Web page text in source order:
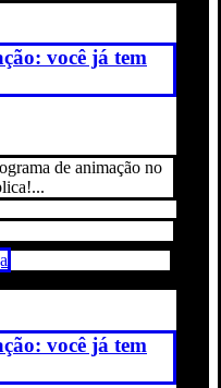
você já tem
de animação no
você já tem